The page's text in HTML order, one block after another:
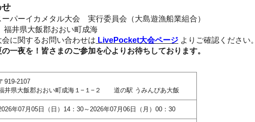
ーパーイカメタル大会 実行委員会（大島遊漁船業組合）
井県大飯郡おおい町成海
に関するお問い合わせは LivePocket大会ページ よりご確認ください。
一夜を！皆さまのご参加を心よりお待ちしております。
919-2107
井県大飯郡おおい町成海１−１−２ 道の駅 うみんぴあ大飯
年07月05日（日）14：30～2026年07月06日（月）00：30